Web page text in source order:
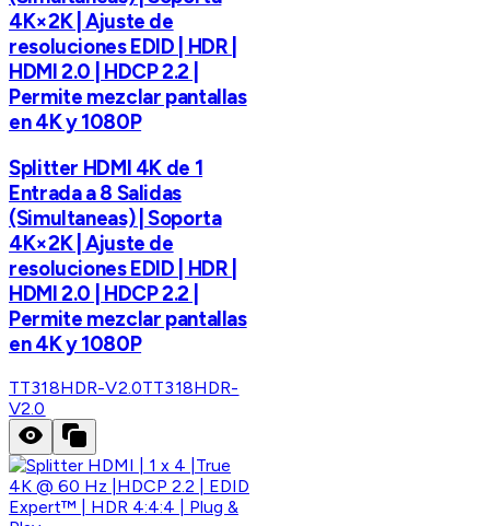
4K×2K | Ajuste de
resoluciones EDID | HDR |
HDMI 2.0 | HDCP 2.2 |
Permite mezclar pantallas
en 4K y 1080P
Splitter HDMI 4K de 1
Entrada a 8 Salidas
(Simultaneas) | Soporta
4K×2K | Ajuste de
resoluciones EDID | HDR |
HDMI 2.0 | HDCP 2.2 |
Permite mezclar pantallas
en 4K y 1080P
TT318HDR-V2.0TT318HDR-
V2.0